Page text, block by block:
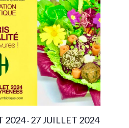
2024- 27 JUILLET 2024